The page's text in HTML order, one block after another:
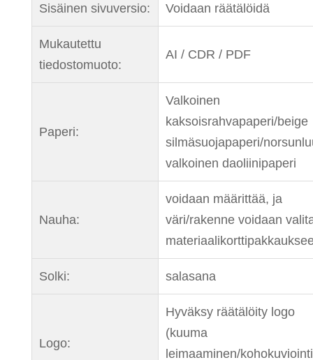
Sisäinen sivuversio: Voidaan räätälöidä
Mukautettu
tiedostomuoto:
AI / CDR / PDF
Paperi:
Valkoinen
kaksoisrahvapaperi/beige
silmäsuojapaperi/
valkoinen daoliinipaperi
Nauha:
voidaan määrittää, ja
väri/rakenne voidaan
Solki: salasana
Logo:
Hyväksy räätälöity logo
(kuuma
leimaaminen/